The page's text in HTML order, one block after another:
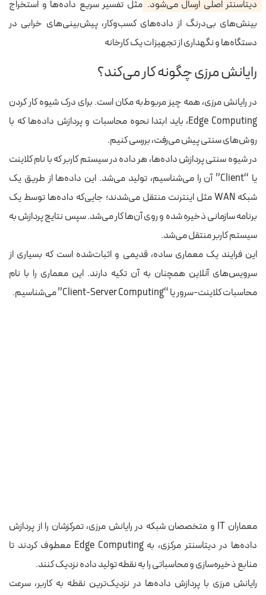
دیتاسنتر اصلی ارسال می‌شود. مثل تفسیر سریع داده‌ها و استخراج
بینش‌های بی‌درنگ از داده‌های کسب‌وکار، پیش‌بینی‌های خرابی در
دستگاه‌ها و نگهداری از تجهیزات یک کارخانه
رایانش مرزی چگونه کار می‌کند؟
در رایانش مرزی، همه چیز مربوط‌به مکان است. برای درک شیوه کار کردن
Edge Computing، باید ابتدا نحوه محاسبات و پردازش داده‌ها که با
روش‌های سنتی پیش می‌رفت، بررسی کنیم.
در شیوه سنتی پردازش داده‌ها، هر داده در سیستم کاربر که با نام کلاینت
یا “Client” آن را می‌شناسیم، تولید می‌شد.
این داده‌ها از طریق یک
شبکه WAN مثل اینترنت منتقل می‌شدند؛ جایی‌که داده‌ها توسط یک
برنامه سازمانی ذخیره شده و روی آن‌ها کار می‌شد. سپس نتایج پردازش به
سیستم کاربر منتقل می‌شد.
این فرایند یک معماری ساده، قدیمی و اثبات‌شده است که بسیاری از
سرویس‌های آنلاین همچنان به آن تکیه دارند. این معماری را با نام
محاسبات کلاینت-سرور یا “Client-Server Computing” می‌شناسیم.
معماران IT و متخصصان شبکه در رایانش مرزی، تمرکزشان را از پردازش
داده‌ها در دیتاسنتر مرکزی، به Edge Computing معطوف کردند تا
منابع ذخیره‌سازی و محاسباتی را به نقطه تولید داده نزدیک کنند.
رایانش مرزی با پردازش داده‌ها در نزدیک‌ترین نقطه به کاربر، سرعت